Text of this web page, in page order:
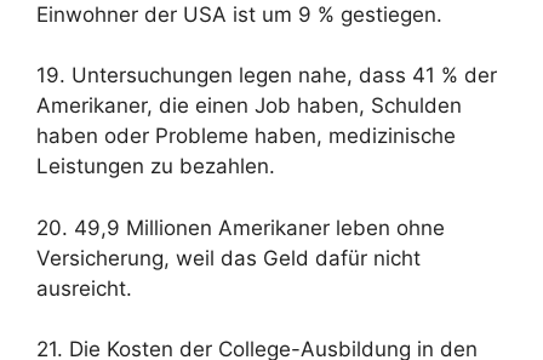
Einwohner der USA ist um 9 % gestiegen.
19. Untersuchungen legen nahe, dass 41 % der
Amerikaner, die einen Job haben, Schulden
haben oder Probleme haben, medizinische
Leistungen zu bezahlen.
20. 49,9 Millionen Amerikaner leben ohne
Versicherung, weil das Geld dafür nicht
ausreicht.
21. Die Kosten der College-Ausbildung in den